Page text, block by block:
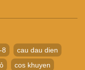
8
cau dau dien
cos khuyen